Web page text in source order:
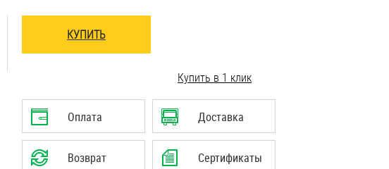
КУПИТЬ
Купить в 1 клик
Оплата Доставка
Возврат Сертификаты